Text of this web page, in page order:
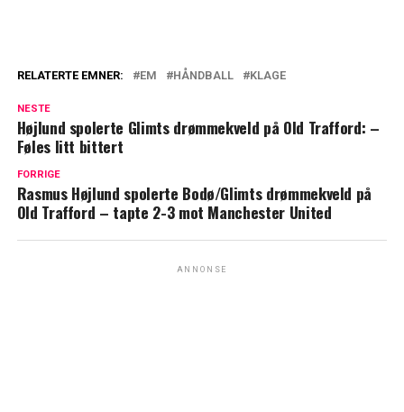
RELATERTE EMNER: EM HÅNDBALL KLAGE
NESTE
Højlund spolerte Glimts drømmekveld på Old Trafford: –
Føles litt bittert
FORRIGE
Rasmus Højlund spolerte Bodø/Glimts drømmekveld på
Old Trafford – tapte 2-3 mot Manchester United
ANNONSE